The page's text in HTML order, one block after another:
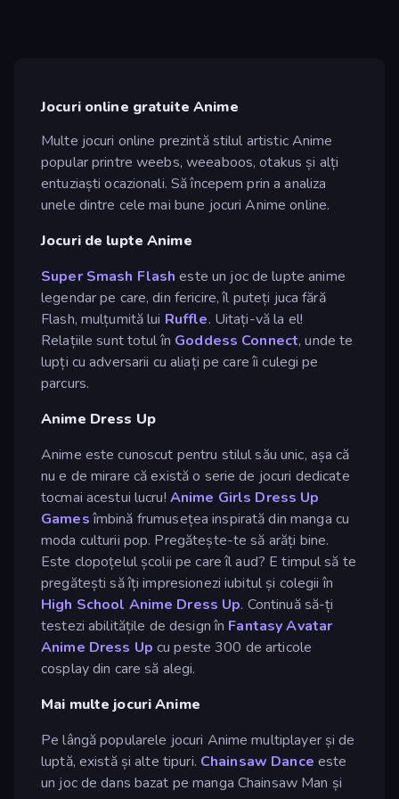
Jocuri online gratuite Anime
Multe jocuri online prezintă stilul artistic Anime
popular printre weebs, weeaboos, otakus și alți
entuziaști ocazionali. Să începem prin a analiza
unele dintre cele mai bune jocuri Anime online.
Jocuri de lupte Anime
Super Smash Flash este un joc de lupte anime
legendar pe care, din fericire, îl puteți juca fără
Flash, mulțumită lui Ruffle. Uitați-vă la el!
Relațiile sunt totul în Goddess Connect, unde te
lupți cu adversarii cu aliați pe care îi culegi pe
parcurs.
Anime Dress Up
Anime este cunoscut pentru stilul său unic, așa că
nu e de mirare că există o serie de jocuri dedicate
tocmai acestui lucru! Anime Girls Dress Up
Gamesîmbină frumusețea inspirată din manga cu
moda culturii pop. Pregătește-te să arăți bine.
Este clopoțelul școlii pe care îl aud? E timpul să te
pregătești să îți impresionezi iubitul și colegii în
High School Anime Dress Up. Continuă să-ți
testezi abilitățile de design în Fantasy Avatar
Anime Dress Up cu peste 300 de articole
cosplay din care să alegi.
Mai multe jocuri Anime
Pe lângă popularele jocuri Anime multiplayer și de
luptă, există și alte tipuri. Chainsaw Dance este
un joc de dans bazat pe manga Chainsaw Man și